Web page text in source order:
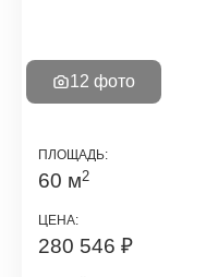
12 фото
ПЛОЩАДЬ:
60 м2
ЦЕНА:
280 546 ₽